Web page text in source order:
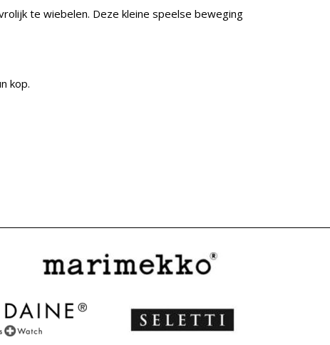
te wiebelen. Deze kleine speelse beweging
kop.